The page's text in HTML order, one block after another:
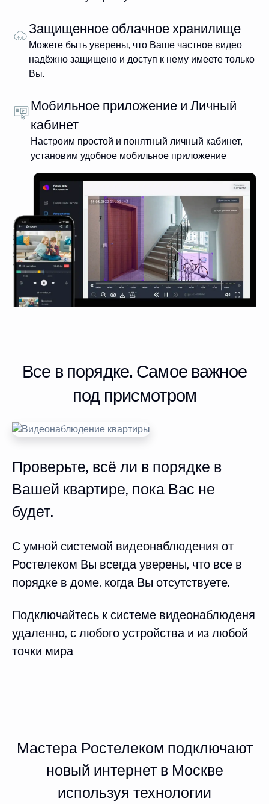
Защищенное облачное хранилище
Можете быть уверены, что Ваше частное видео
надёжно защищено и доступ к нему имеете только
Вы.
Мобильное приложение и Личный
кабинет
Настроим простой и понятный личный кабинет,
установим удобное мобильное приложение
Все в порядке. Самое важное
под присмотром
Проверьте, всё ли в порядке в
Вашей квартире, пока Вас не
будет.
С умной системой видеонаблюдения от
Ростелеком Вы всегда уверены, что все в
порядке в доме, когда Вы отсутствуете.
Подключайтесь к системе видеонаблюденя
удаленно, с любого устройства и из любой
точки мира
Мастера Ростелеком подключают
новый интернет в Москве
используя технологии